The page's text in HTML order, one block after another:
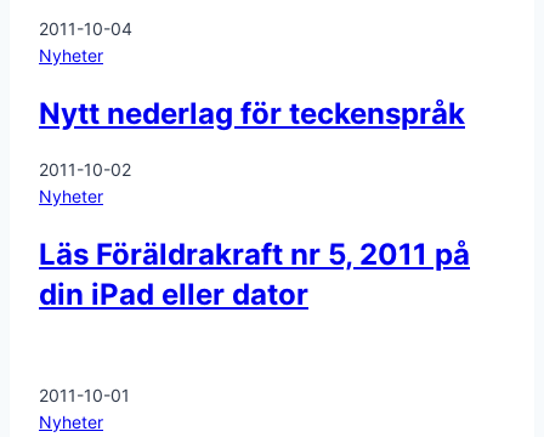
2011-10-04
Nyheter
Nytt nederlag för teckenspråk
2011-10-02
Nyheter
Läs Föräldrakraft nr 5, 2011 på
din iPad eller dator
2011-10-01
Nyheter